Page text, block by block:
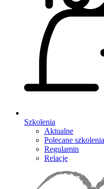
Szkolenia
Aktualne
Polecane
Regulamin
Relacje